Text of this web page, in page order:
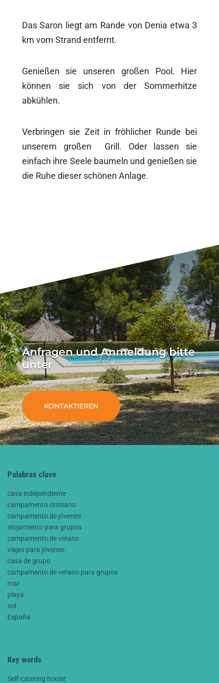
Das Saron liegt am Rande von Denia etwa 3
km vom Strand entfernt.
Genießen sie unseren großen Pool. Hier
können sie sich von der Sommerhitze
abkühlen.
Verbringen sie Zeit in fröhlicher Runde bei
unserem großen Grill. Oder lassen sie
einfach ihre Seele baumeln und genießen sie
die Ruhe dieser schönen Anlage.
Anfragen und Anmeldung bitte
unter
KONTAKTIEREN
Palabras clave
casa independiente
campamento cristiano
campamento de jóvenes
alojamiento para grupos
campamento de verano
viajes para jóvenes
casa de grupo
campamento de verano para grupos
mar
playa
sol
España
Key words
Self-catering house